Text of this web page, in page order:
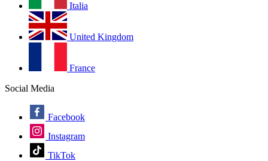
Italia
United Kingdom
France
Social Media
Facebook
Instagram
TikTok